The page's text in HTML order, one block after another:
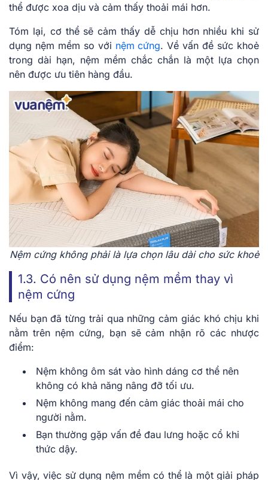
thể được xoa dịu và cảm thấy thoải mái hơn.
Tóm lại, cơ thể sẽ cảm thấy dễ chịu hơn nhiều khi sử
dụng nệm mềm so với nệm cứng. Về vấn đề sức khoẻ
trong dài hạn, nệm mềm chắc chắn là một lựa chọn
nên được ưu tiên hàng đầu.
Nệm cứng không phải là lựa chọn lâu dài cho sức khoẻ
1.3. Có nên sử dụng nệm mềm thay vì
nệm cứng
Nếu bạn đã từng trải qua những cảm giác khó chịu khi
nằm trên nệm cứng, bạn sẽ cảm nhận rõ các nhược
điểm:
Nệm không ôm sát vào hình dáng cơ thể nên
không có khả năng nâng đỡ tối ưu.
Nệm không mang đến cảm giác thoải mái cho
người nằm.
Bạn thường gặp vấn đề đau lưng hoặc cổ khi
thức dậy.
Vì vậy, việc sử dụng nệm mềm có thể là một giải pháp